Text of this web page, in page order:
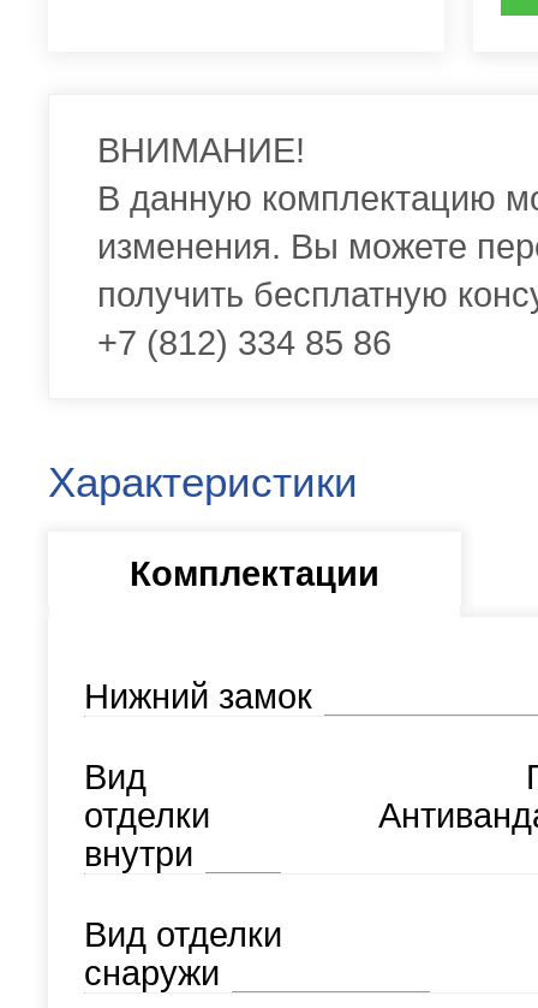
ВНИМАНИЕ!
В данную комплектацию
изменения. Вы можете
получить бесплатную
+7 (812) 334 85 86
Характеристики
Комплектации
Нижний замок
Вид
отделки
внутри
Вид отделки
снаружи